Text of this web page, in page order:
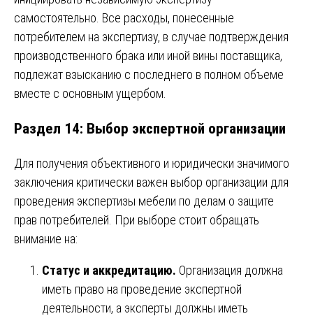
самостоятельно. Все расходы, понесенные
потребителем на экспертизу, в случае подтверждения
производственного брака или иной вины поставщика,
подлежат взысканию с последнего в полном объеме
вместе с основным ущербом.
Раздел 14: Выбор экспертной организации
Для получения объективного и юридически значимого
заключения критически важен выбор организации для
проведения экспертизы мебели по делам о защите
прав потребителей. При выборе стоит обращать
внимание на:
Статус и аккредитацию. Организация должна
иметь право на проведение экспертной
деятельности, а эксперты должны иметь